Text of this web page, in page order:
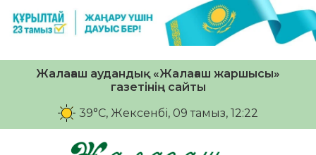
Жалағаш аудандық «Жалағаш жаршысы»
газетінің сайты
39°C, Жексенбі, 09 тамыз, 12:22